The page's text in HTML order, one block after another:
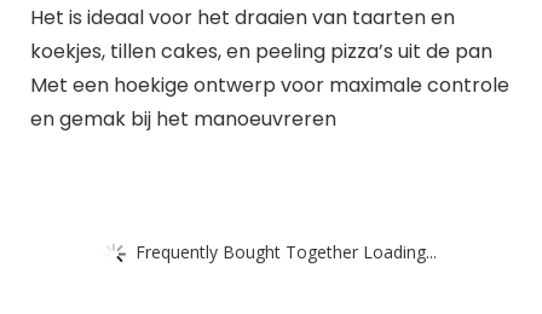
Het is ideaal voor het draaien van taarten en
koekjes, tillen cakes, en peeling pizza’s uit de pan
Met een hoekige ontwerp voor maximale controle
en gemak bij het manoeuvreren
Frequently Bought Together Loading...